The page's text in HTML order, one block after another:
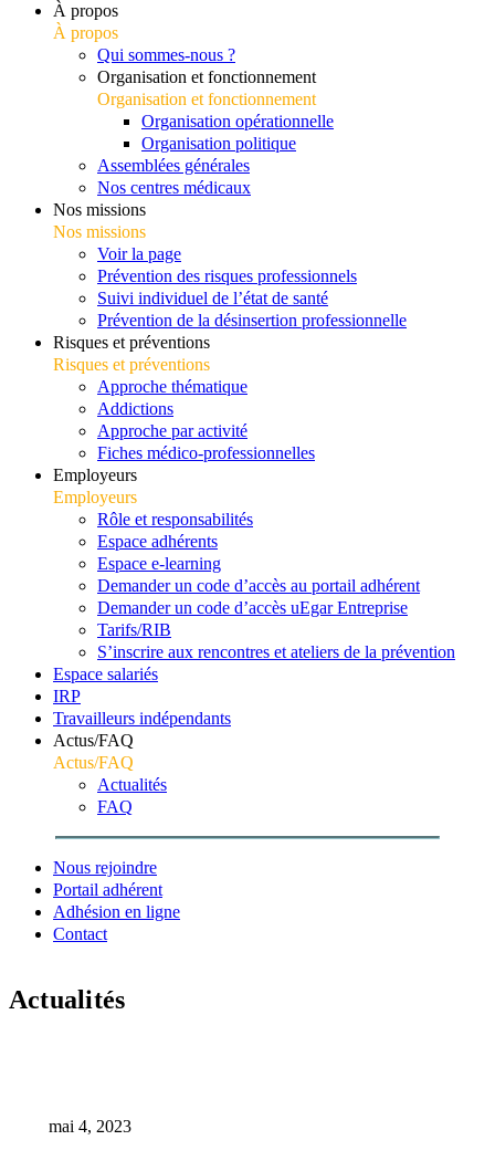
À propos
À propos
Qui sommes-nous ?
Organisation et fonctionnement
Organisation et fonctionnement
Organisation opérationnelle
Organisation politique
Assemblées générales
Nos centres médicaux
Nos missions
Nos missions
Voir la page
Prévention des risques professionnels
Suivi individuel de l’état de santé
Prévention de la désinsertion professionnelle
Risques et préventions
Risques et préventions
Approche thématique
Addictions
Approche par activité
Fiches médico-professionnelles
Employeurs
Employeurs
Rôle et responsabilités
Espace adhérents
Espace e-learning
Demander un code d’accès au portail adhérent
Demander un code d’accès uEgar Entreprise
Tarifs/RIB
S’inscrire aux rencontres et ateliers de la prévention
Espace salariés
IRP
Travailleurs indépendants
Actus/FAQ
Actus/FAQ
Actualités
FAQ
Nous rejoindre
Portail adhérent
Adhésion en ligne
Contact
Actualités
mai 4, 2023